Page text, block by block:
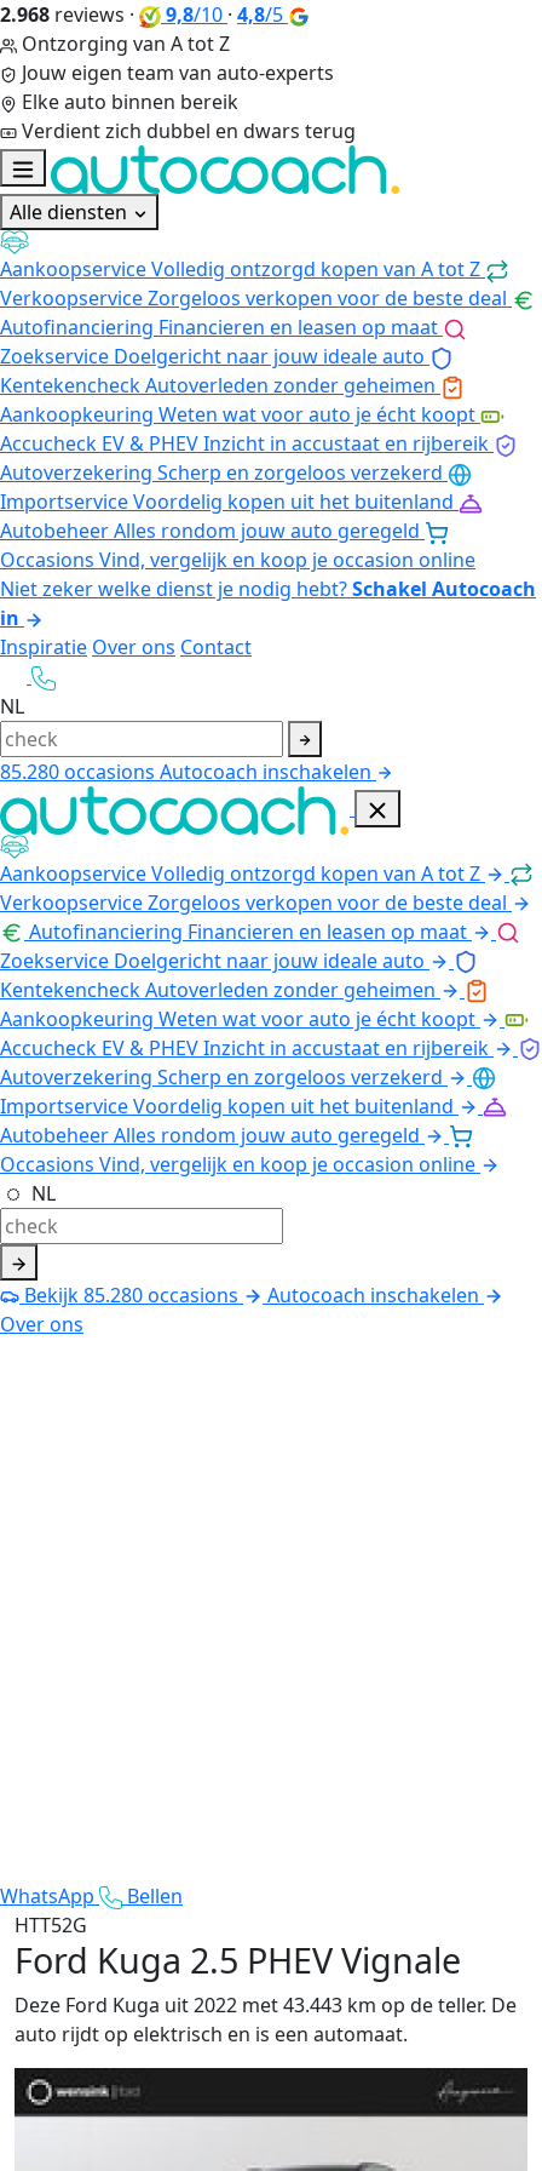
2.968 reviews · 9,8/10 · 4,8/5
Ontzorging van A tot Z
Jouw eigen team van auto-experts
Elke auto binnen bereik
Verdient zich dubbel en dwars terug
Alle diensten
AankoopserviceVolledig ontzorgd kopen van A tot Z
VerkoopserviceZorgeloos verkopen voor de beste deal
Autofinanciering Financieren en leasen op maat
Zoekservice Doelgericht naar jouw ideale auto
KentekencheckAutoverleden zonder geheimen
Aankoopkeuring Weten wat voor auto je écht koopt
Accucheck EV & PHEVInzicht in accustaat en rijbereik
Autoverzekering Scherp en zorgeloos verzekerd
ImportserviceVoordelig kopen uit het buitenland
AutobeheerAlles rondom jouw auto geregeld
Occasions Vind, vergelijk en koop je occasion online
Niet zeker welke dienst je nodig hebt?Schakel Autocoach
in
Inspiratie Over ons Contact
NL
85.280occasions Autocoach inschakelen
AankoopserviceVolledig ontzorgd kopen van A tot Z
VerkoopserviceZorgeloos verkopen voor de beste deal
Autofinanciering Financieren en leasen op maat
Zoekservice Doelgericht naar jouw ideale auto
KentekencheckAutoverleden zonder geheimen
Aankoopkeuring Weten wat voor auto je écht koopt
Accucheck EV & PHEVInzicht in accustaat en rijbereik
Autoverzekering Scherp en zorgeloos verzekerd
ImportserviceVoordelig kopen uit het buitenland
AutobeheerAlles rondom jouw auto geregeld
Occasions Vind, vergelijk en koop je occasion online
NL
Bekijk85.280occasions
Autocoach inschakelen
Over ons
WhatsApp
Bellen
HTT52G
Ford Kuga 2.5 PHEV Vignale
Deze Ford Kuga uit 2022 met 43.443 km op de teller. De
auto rijdt op elektrisch en is een automaat.